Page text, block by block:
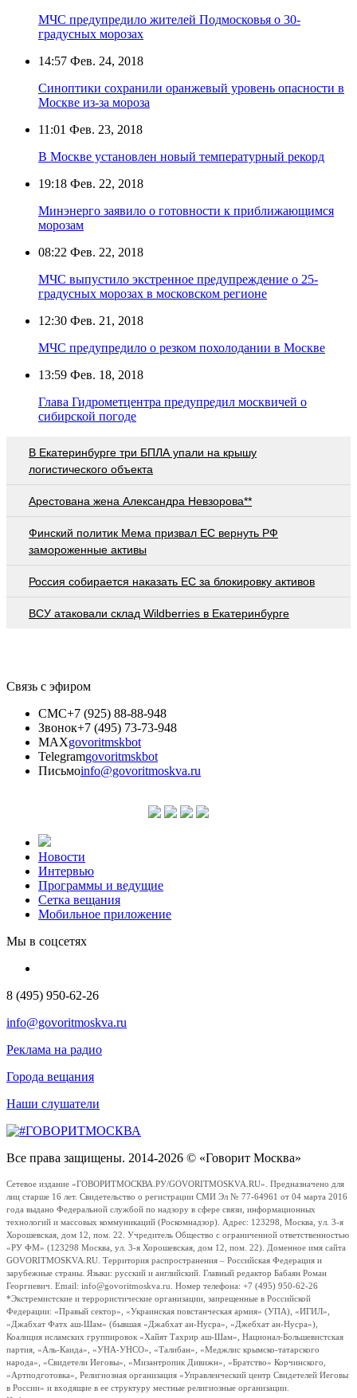
МЧС предупредило жителей Подмосковья о 30-
градусных морозах
14:57 Фев. 24, 2018
Синоптики сохранили оранжевый уровень опасности в
Москве из-за мороза
11:01 Фев. 23, 2018
В Москве установлен новый температурный рекорд
19:18 Фев. 22, 2018
Минэнерго заявило о готовности к приближающимся
морозам
08:22 Фев. 22, 2018
МЧС выпустило экстренное предупреждение о 25-
градусных морозах в московском регионе
12:30 Фев. 21, 2018
МЧС предупредило о резком похолодании в Москве
13:59 Фев. 18, 2018
Глава Гидрометцентра предупредил москвичей о
сибирской погоде
В Екатеринбурге три БПЛА упали на крышу
логистического объекта
Арестована жена Александра Невзорова**
Финский политик Мема призвал ЕС вернуть РФ
замороженные активы
Россия собирается наказать EC за блокировку активов
ВСУ атаковали склад Wildberries в Екатеринбурге
Связь с эфиром
СМС+7 (925) 88-88-948
Звонок+7 (495) 73-73-948
MAXgovoritmskbot
Telegramgovoritmskbot
Письмоinfo@govoritmoskva.ru
Новости
Интервью
Программы и ведущие
Сетка вещания
Мобильное приложение
Мы в соцсетях
8 (495) 950-62-26
info@govoritmoskva.ru
Реклама на радио
Города вещания
Наши слушатели
Все права защищены. 2014-2026 © «Говорит Москва»
Сетевое издание «ГОВОРИТМОСКВА.РУ/GOVORITMOSKVA.RU». Предназначено для
лиц старше 16 лет. Свидетельство о регистрации СМИ Эл № 77-64961 от 04 марта 2016
года выдано Федеральной службой по надзору в сфере связи, информационных
технологий и массовых коммуникаций (Роскомнадзор). Адрес: 123298, Москва, ул. 3-я
Хорошевская, дом 12, пом. 22. Учредитель Общество с ограниченной ответственностью
«РУ ФМ» (123298 Москва, ул. 3-я Хорошевская, дом 12, пом. 22). Доменное имя сайта
GOVORITMOSKVA.RU. Территория распространения – Российская Федерация и
зарубежные страны. Языки: русский и английский. Главный редактор Бабаян Роман
Георгиевич. Email: info@govoritmoskva.ru. Номер телефона: +7 (495) 950-62-26
*Экстремистские и террористические организации, запрещенные в Российской
Федерации: «Правый сектор», «Украинская повстанческая армия» (УПА), «ИГИЛ»,
«Джабхат Фатх аш-Шам» (бывшая «Джабхат ан-Нусра», «Джебхат ан-Нусра»),
Коалиция исламских группировок «Хайят Тахрир аш-Шам», Национал-Большевистская
партия, «Аль-Каида», «УНА-УНСО», «Талибан», «Меджлис крымско-татарского
народа», «Свидетели Иеговы», «Мизантропик Дивижн», «Братство» Корчинского,
«Артподготовка», Религиозная организация «Управленческий центр Свидетелей Иеговы
в России» и входящие в ее структуру местные религиозные организации.